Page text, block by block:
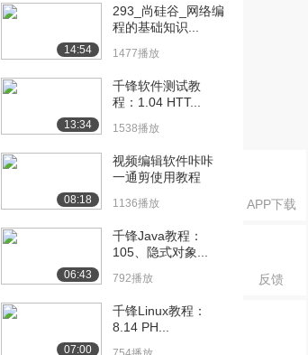
APP下载
反馈
[16] 千锋Java教程：7.其
09:08
[17] 千锋Java教程：7.其
09:09
[18] 千锋Java教程：8.处
理模型数据...
14:01
[19] 千锋Java教程：8.处
理模型数据...
理模型数据...
14:54
293_尚硅谷_网络编
程的基础知识...
1477播放
13:34
千锋软件测试教
程：1.04 HTT...
1538播放
08:18
视频编辑软件咔咔
一通剪使用教程
1136播放
06:43
千锋Java教程：
105、隐式对象...
792播放
07:00
千锋Linux教程：
8.14 PH...